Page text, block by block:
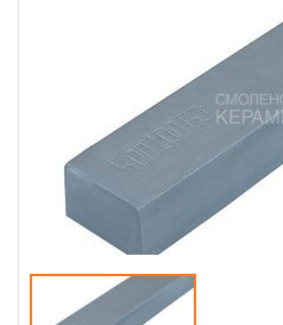
Галерея объектов
Контакты